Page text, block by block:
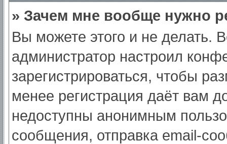
» Зачем мне вообще нужно
Вы можете этого и не делать.
администратор настроил
зарегистрироваться, чтобы
менее регистрация даёт вам
недоступны анонимным
сообщения, отправка email-